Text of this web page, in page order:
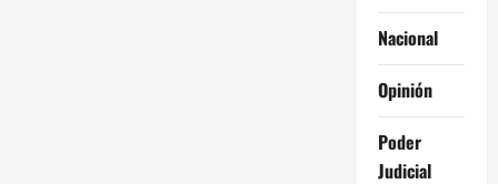
Nacional
Opinión
Poder
Judicial